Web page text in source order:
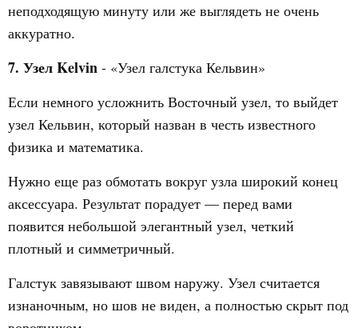
неподходящую минуту или же выглядеть не очень
аккуратно.
7. Узел Kelvin - «Узел галстука Кельвин»
Если немного усложнить Восточный узел, то выйдет
узел Кельвин, который назван в честь известного
физика и математика.
Нужно еще раз обмотать вокруг узла широкий конец
аксессуара. Результат порадует — перед вами
появится небольшой элегантный узел, четкий
плотный и симметричный.
Галстук завязывают швом наружу. Узел считается
изнаночным, но шов не виден, а полностью скрыт под